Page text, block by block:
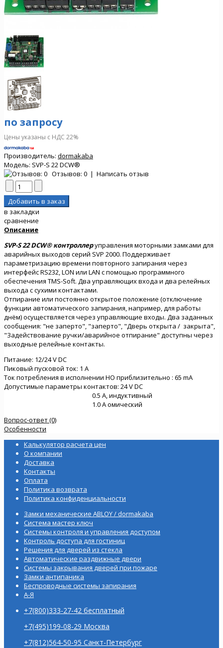
по запросу
Цены указаны с НДС 22%
Производитель: dormakaba
Модель: SVP-S 22 DCW®
Отзывов: 0 | Написать отзыв
в закладки
сравнение
Описание
SVP-S 22 DCW® контроллеруправления моторными замками для
аварийных выходов серий SVP 2000. Поддерживает
параметризацию времени повторного запирания через
интерфейс RS232, LON или LAN с помощью программного
обеспечения TMS-Soft. Два управляющих входа и два релейных
выхода с сухими контактами.
Отпирание или постоянно открытое положение (отключение
функции автоматического запирания, например, для работы
днём) осуществляется через управляющие входы. Два заданных
сообщения: "не заперто", "заперто", "Дверь открыта / закрыта",
"Задействование ручки/аварийное отпирание" доступны через
выходные релейные контакты.
Питание: 12/24 V DC
Пиковый пусковой ток: 1 A
Ток потребления в исполнении НО приблизительно : 65 mA
Допустимые параметры контактов: 24 V DC
0.5 A, индуктивный
1.0 A омический
Вопрос-ответ (0)
Особенности
Калькулятор расчета цен
О компании
Доставка
Контакты
Оплата
Политика возврата
Политика конфиденциальности
Замки механические ABLOY / dormakaba
Система мастер ключ
Системы контроля и управления доступом
Контроль доступа для гостиниц
Решения для дверей из стекла
Автоматические раздвижные двери
Системы закрывания дверей при пожаре
Замки антипаника
Беспроводные системы запирания
А-Я
+7(800)333-27-42 бесплатный
+7(495)199-08-29 Москва
+7(812)564-50-95 Санкт-Петербург